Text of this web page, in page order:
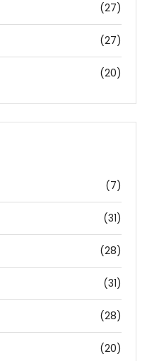
(27)
(27)
(20)
(7)
(31)
(28)
(31)
(28)
(20)